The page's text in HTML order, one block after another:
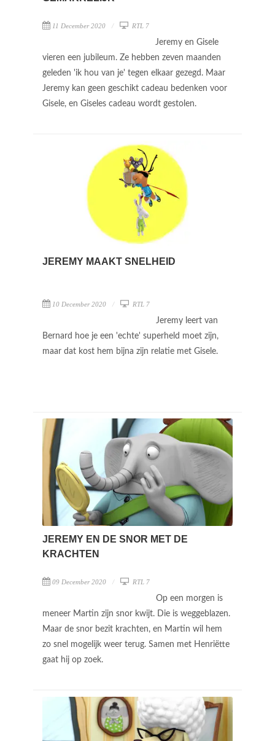
11 December 2020 RTL 7
Jeremy en Gisele
vieren een jubileum. Ze hebben zeven maanden
geleden 'ik hou van je' tegen elkaar gezegd. Maar
Jeremy kan geen geschikt cadeau bedenken voor
Gisele, en Giseles cadeau wordt gestolen.
JEREMY MAAKT SNELHEID
10 December 2020 RTL 7
Jeremy leert van
Bernard hoe je een 'echte' superheld moet zijn,
maar dat kost hem bijna zijn relatie met Gisele.
JEREMY EN DE SNOR MET DE
KRACHTEN
09 December 2020 RTL 7
Op een morgen is
meneer Martin zijn snor kwijt. Die is weggeblazen.
Maar de snor bezit krachten, en Martin wil hem
zo snel mogelijk weer terug. Samen met Henriëtte
gaat hij op zoek.